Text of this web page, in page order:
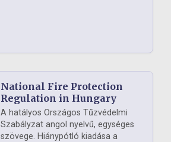
National Fire Protection
Regulation in Hungary
A hatályos Országos Tűzvédelmi
Szabályzat angol nyelvű, egységes
szövege. Hiánypótló kiadása a